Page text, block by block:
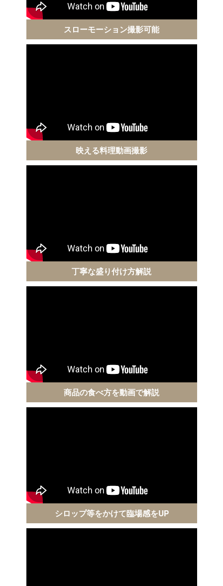
スローモーション撮影可能
映える料理動画撮影
丁寧な盛り付け方解説
商品の食べ方を動画で解説
シロップ等をかけて臨場感をUP